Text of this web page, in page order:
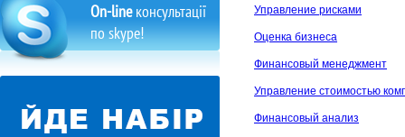
On-lineконсультації
по skype!
Управление рисками
Оценка бизнеса
Финансовый менеджмент
Управление стоимостью
Финансовый анализ